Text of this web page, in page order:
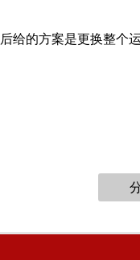
给的方案是更换整个